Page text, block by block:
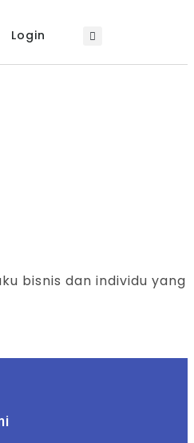
Login
bisnis dan individu yang